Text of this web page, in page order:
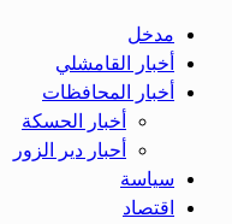
مدخل
أخبار القامشلي
أخبار المحافظات
أخبار الحسكة
أحبار دير الزور
سياسة
اقتصاد